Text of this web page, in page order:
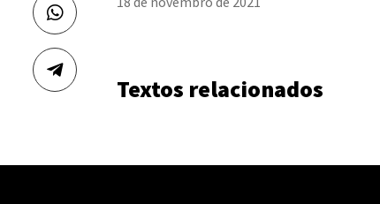
Textos relacionados